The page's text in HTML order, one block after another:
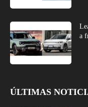
a
ÚLTIMAS